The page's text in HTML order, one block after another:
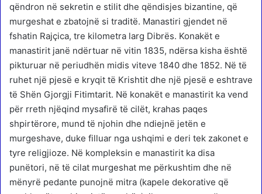
qëndron në sekretin e stilit dhe qëndisjes bizantine, që
murgeshat e zbatojnë si traditë. Manastiri gjendet në
fshatin Rajçica, tre kilometra larg Dibrës. Konakët e
manastirit janë ndërtuar në vitin 1835, ndërsa kisha është
pikturuar në periudhën midis viteve 1840 dhe 1852. Në të
ruhet një pjesë e kryqit të Krishtit dhe një pjesë e eshtrave
të Shën Gjorgji Fitimtarit. Në konakët e manastirit ka vend
për rreth njëqind mysafirë të cilët, krahas paqes
shpirtërore, mund të njohin dhe ndiejnë jetën e
murgeshave, duke filluar nga ushqimi e deri tek zakonet e
tyre religjioze. Në kompleksin e manastirit ka disa
punëtori, në të cilat murgeshat me përkushtim dhe në
mënyrë pedante punojnë mitra (kapele dekorative që